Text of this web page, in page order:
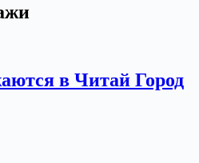
в Читай Город